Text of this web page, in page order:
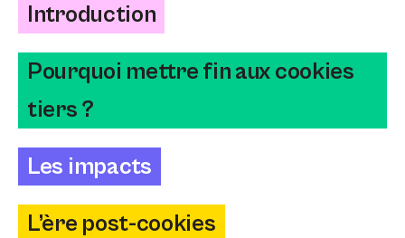
Introduction
Pourquoi mettre fin aux cookies
tiers ?
Les impacts
L’ère post-cookies